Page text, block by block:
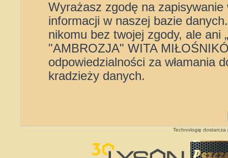
Wyrażasz zgodę na
informacji w naszej bazie
nikomu bez twojej zgody, ale ani
"AMBROZJA" WITA
odpowiedzialności za włamania
kradzieży danych.
Technologię dostarcza